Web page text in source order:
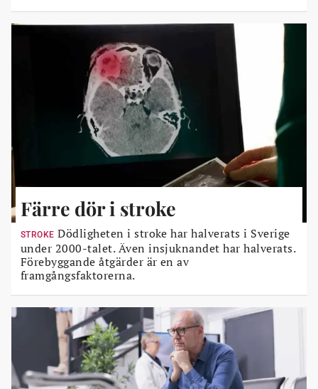
Färre dör i stroke
STROKE Dödligheten i stroke har halverats i Sverige
under 2000-talet. Även insjuknandet har halverats.
Förebyggande åtgärder är en av
framgångsfaktorerna.